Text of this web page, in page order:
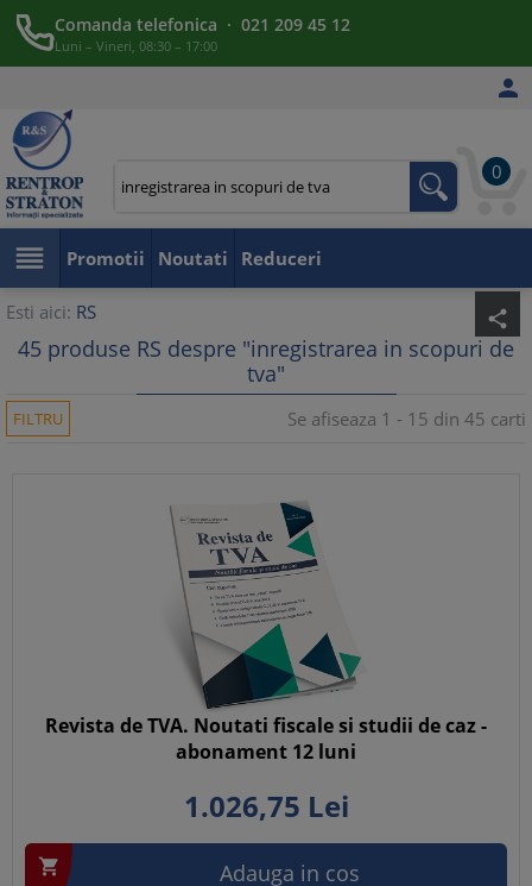
Comanda telefonica · 021 209 45 12
Luni – Vineri, 08:30 – 17:00

0
 Promotii Noutati Reduceri
Esti aici: RS share
45 produse RS despre "inregistrarea in scopuri de
tva"
FILTRU Se afiseaza 1 - 15 din 45 carti
Revista de TVA. Noutati fiscale si studii de caz -
abonament 12 luni
1.026,75 Lei
 Adauga in cos